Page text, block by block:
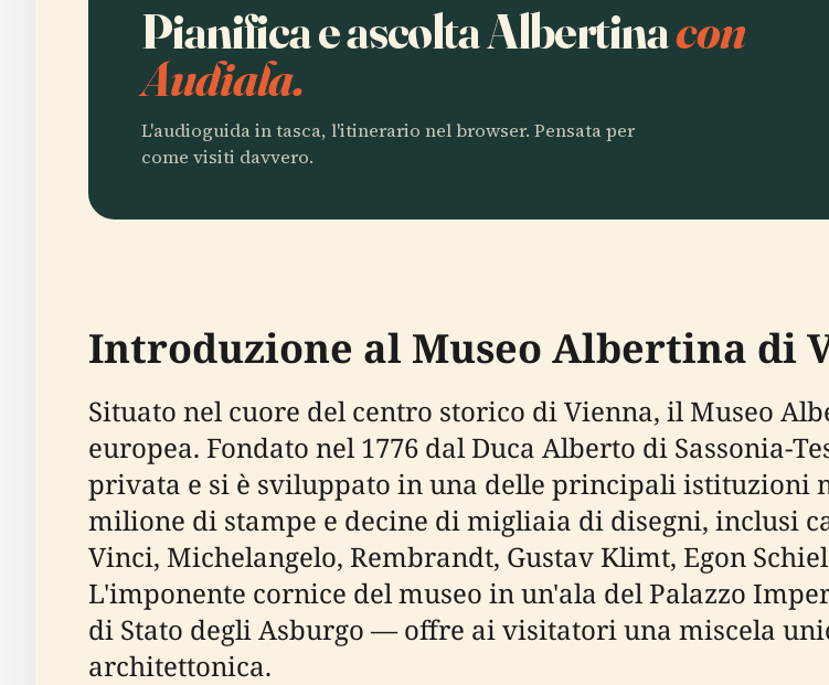
Pianifica e ascolta Albertinacon
Audiala.
L'audioguida in tasca, l'itinerario nel browser. Pensata per
come visiti davvero.
Introduzione al Museo Albertina di
Situato nel cuore del centro storico di Vienna, il Museo
europea. Fondato nel 1776 dal Duca Alberto di Sassonia-
privata e si è sviluppato in una delle principali istituzioni
milione di stampe e decine di migliaia di disegni, inclusi
Vinci, Michelangelo, Rembrandt, Gustav Klimt, Egon
L'imponente cornice del museo in un'ala del Palazzo
di Stato degli Asburgo — offre ai visitatori una miscela
architettonica.